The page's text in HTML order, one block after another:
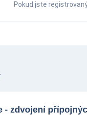
Pokud jste
- zdvojení